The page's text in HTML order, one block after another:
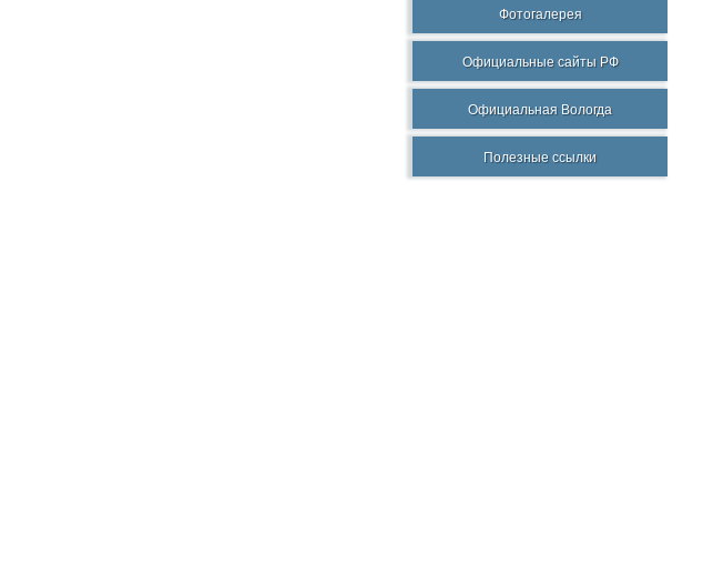
Фотогалерея
Официальные сайты РФ
Официальная Вологда
Полезные ссылки